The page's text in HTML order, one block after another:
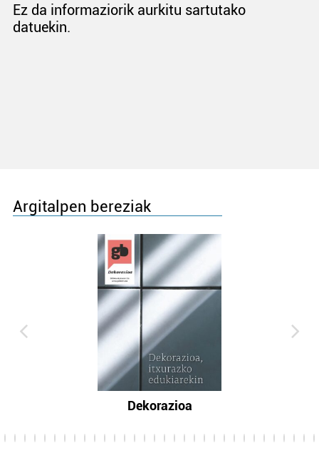
Ez da informaziorik aurkitu sartutako
datuekin.
Argitalpen bereziak
Dekorazioa